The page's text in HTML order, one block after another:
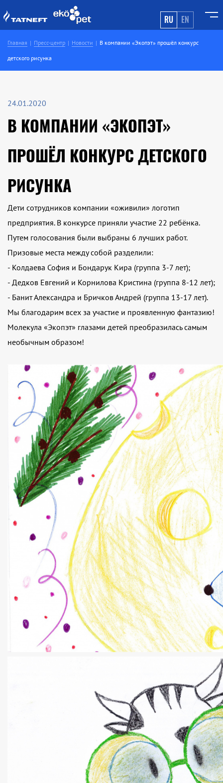
RU EN
Главная Пресс-центр Новости В компании «Экопэт» прошёл конкурс
детского рисунка
24.01.2020
В КОМПАНИИ «ЭКОПЭТ»
ПРОШЁЛ КОНКУРС ДЕТСКОГО
РИСУНКА
Дети сотрудников компании «оживили» логотип
предприятия. В конкурсе приняли участие 22 ребёнка.
Путем голосования были выбраны 6 лучших работ.
Призовые места между собой разделили:
- Колдаева София и Бондарук Кира (группа 3-7 лет);
- Дедков Евгений и Корнилова Кристина (группа 8-12 лет);
- Банит Александра и Бричков Андрей (группа 13-17 лет).
Мы благодарим всех за участие и проявленную фантазию!
Молекула «Экопэт» глазами детей преобразилась самым
необычным образом!